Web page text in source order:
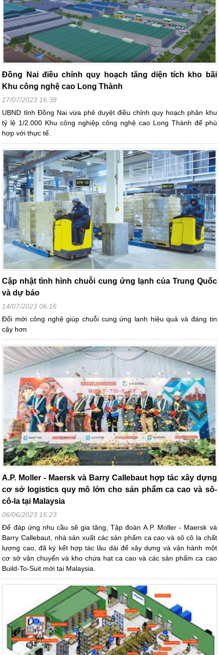
Đồng Nai điều chỉnh quy hoạch tăng diện tích kho bãi
Khu công nghệ cao Long Thành
17/07/2023 16:38
UBND tỉnh Đồng Nai vừa phê duyệt điều chỉnh quy hoạch phân khu
tỷ lệ 1/2.000 Khu công nghiệp công nghệ cao Long Thành để phù
hợp với thực tế.
Cập nhật tình hình chuỗi cung ứng lạnh của Trung Quốc
và dự báo
14/07/2023 06:16
Đổi mới công nghệ giúp chuỗi cung ứng lạnh hiệu quả và đáng tin
cậy hơn
A.P. Moller - Maersk và Barry Callebaut hợp tác xây dựng
cơ sở logistics quy mô lớn cho sản phẩm ca cao và sô-
cô-la tại Malaysia
06/06/2023 15:23
Để đáp ứng nhu cầu sẽ gia tăng, Tập đoàn A.P. Moller - Maersk và
Barry Callebaut, nhà sản xuất các sản phẩm ca cao và sô cô la chất
lượng cao, đã ký kết hợp tác lâu dài để xây dựng và vận hành một
cơ sở vận chuyển và kho chứa hạt ca cao và các sản phẩm ca cao
Build-To-Suit mới tại Malaysia.